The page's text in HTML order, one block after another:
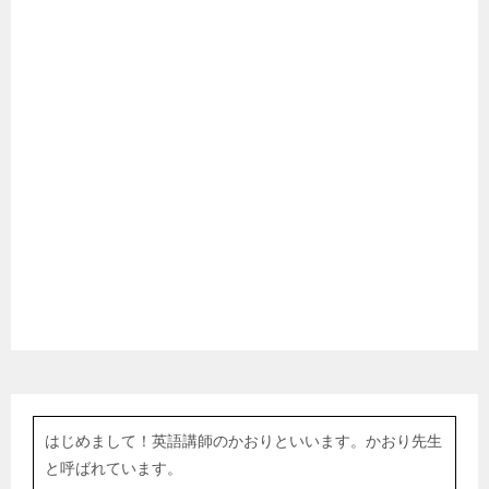
はじめまして！英語講師のかおりといいます。かおり先生
と呼ばれています。